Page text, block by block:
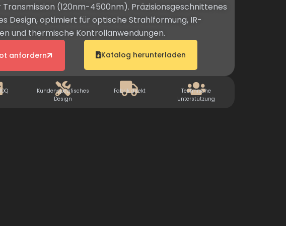
(120nm-4500nm). Präzisionsgeschnittenes
Design, optimiert für optische Strahlformung, IR-
und thermische Kontrollanwendungen.
anfordern Katalog herunterladen
Kundenspezifisches
Design
Fabrik direkt
Technische
Unterstützung